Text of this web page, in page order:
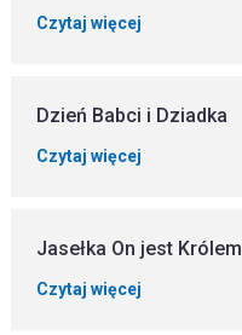
Czytaj więcej
Dzień Babci i Dziadka
Czytaj więcej
Jasełka On jest Królem
Czytaj więcej